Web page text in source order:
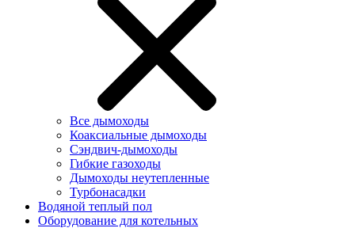
Все дымоходы
Коаксиальные дымоходы
Сэндвич-дымоходы
Гибкие газоходы
Дымоходы неутепленные
Турбонасадки
Водяной теплый пол
Оборудование для котельных